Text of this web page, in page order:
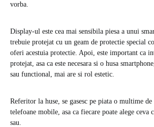
vorba.
Display-ul este cea mai sensibila piesa a unui
trebuie protejat cu un geam de protectie special
oferi acestuia protectie. Apoi, este important ca
protejat, asa ca este necesara si o husa
sau functional, mai are si rol estetic.
Referitor la huse, se gasesc pe piata o multime de
telefoane mobile, asa ca fiecare poate alege ceva
sau.